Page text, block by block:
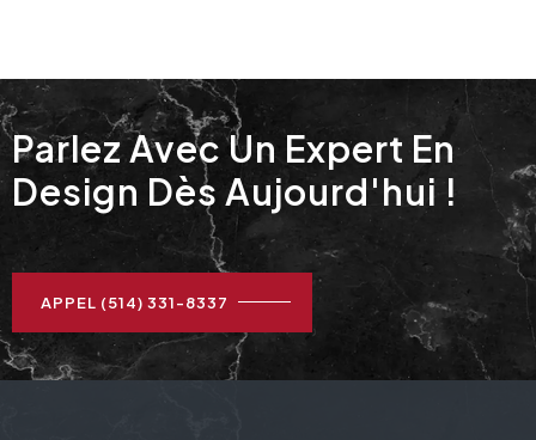
Parlez Avec Un Expert En
Design Dès Aujourd'hui !​
APPEL (514) 331-8337